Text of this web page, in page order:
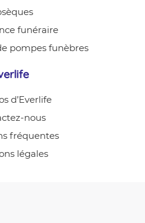
funéraire
pompes funèbres
d’Everlife
nous
fréquentes
légales